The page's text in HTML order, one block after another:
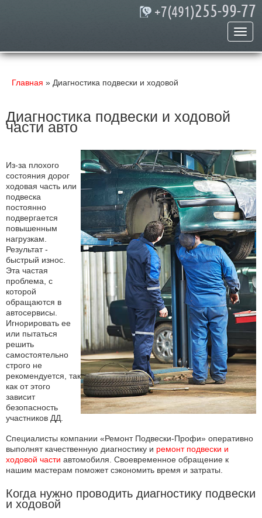
+7(491)255-99-77
Главная » Диагностика подвески и ходовой
Диагностика подвески и ходовой
части авто
Из-за плохого
состояния дорог
ходовая часть или
подвеска
постоянно
подвергается
повышенным
нагрузкам.
Результат -
быстрый износ.
Эта частая
проблема, с
которой
обращаются в
автосервисы.
Игнорировать ее
или пытаться
решить
самостоятельно
строго не
рекомендуется, так
как от этого
зависит
безопасность
участников ДД.
Специалисты компании «Ремонт Подвески-Профи» оперативно
выполнят качественную диагностику и ремонт подвески и
ходовой части автомобиля. Своевременное обращение к
нашим мастерам поможет сэкономить время и затраты.
Когда нужно проводить диагностику подвески
и ходовой